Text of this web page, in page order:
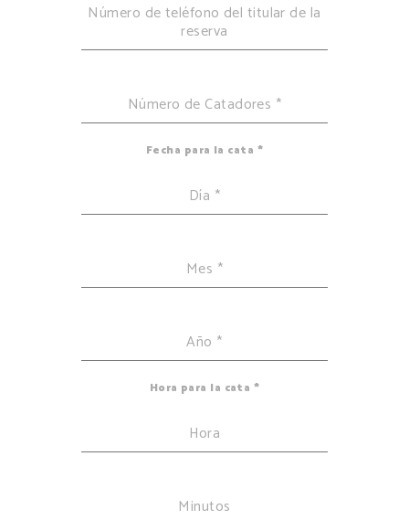
Número de teléfono del titular de la
reserva
Número de Catadores *
Fecha para la cata *
Día *
Mes *
Año *
Hora para la cata *
Hora
Minutos